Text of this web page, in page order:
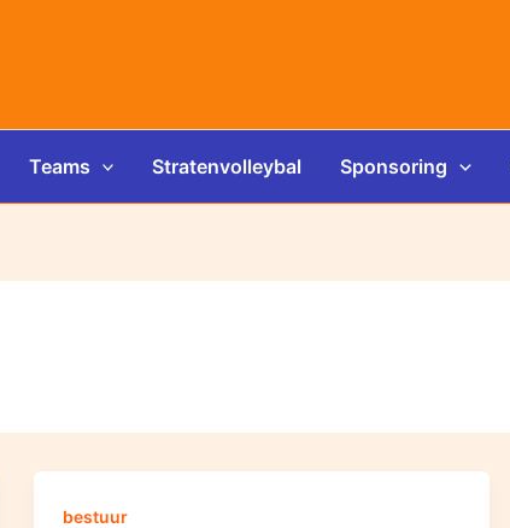
Teams Stratenvolleybal Sponsoring
bestuur